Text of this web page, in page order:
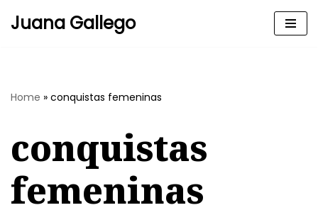
Juana Gallego
Home » conquistas femeninas
conquistas
femeninas